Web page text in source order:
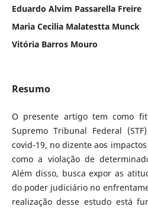
Eduardo Alvim Passarella Freire
Maria Cecilia Malatestta Munck
Vitória Barros Mouro
Resumo
O presente artigo tem como
Supremo Tribunal Federal
covid-19, no dizente aos
como a violação de
Além disso, busca expor as
do poder judiciário no
realização desse estudo está